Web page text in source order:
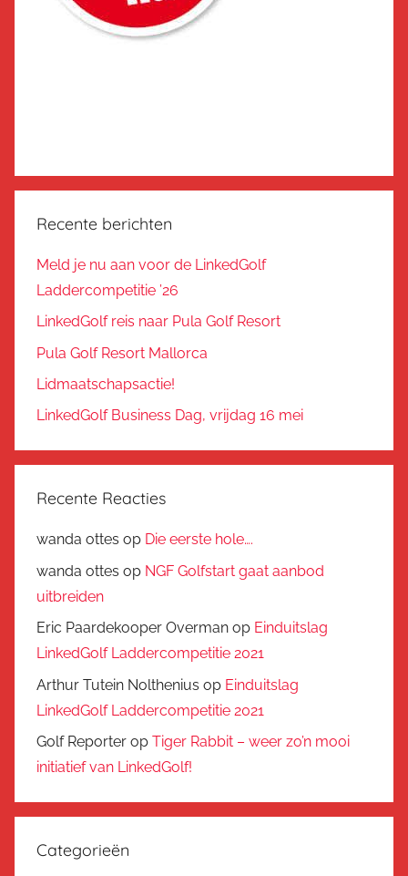
Recente berichten
Meld je nu aan voor de LinkedGolf
Laddercompetitie ’26
LinkedGolf reis naar Pula Golf Resort
Pula Golf Resort Mallorca
Lidmaatschapsactie!
LinkedGolf Business Dag, vrijdag 16 mei
Recente Reacties
wanda ottes op Die eerste hole….
wanda ottes op NGF Golfstart gaat aanbod
uitbreiden
Eric Paardekooper Overman op Einduitslag
LinkedGolf Laddercompetitie 2021
Arthur Tutein Nolthenius op Einduitslag
LinkedGolf Laddercompetitie 2021
Golf Reporter op Tiger Rabbit – weer zo’n mooi
initiatief van LinkedGolf!
Categorieën